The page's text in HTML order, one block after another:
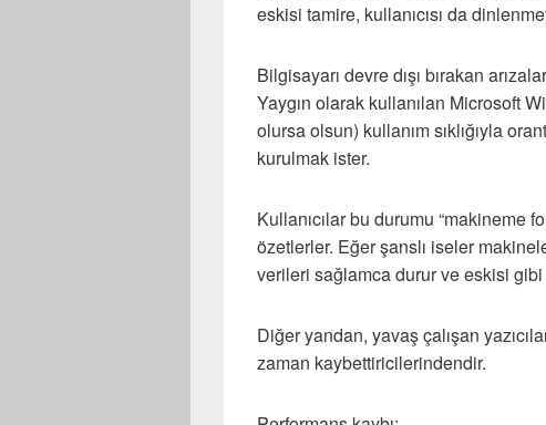
eskisi tamire, kullanıcısı da
Bilgisayarı devre dışı bırakan
Yaygın olarak kullanılan Microsoft
olursa olsun) kullanım sıklığıyla
kurulmak ister.
Kullanıcılar bu durumu “makineme
özetlerler. Eğer şanslı iseler
verileri sağlamca durur ve eskisi
Diğer yandan, yavaş çalışan
zaman kaybettiricilerindendir.